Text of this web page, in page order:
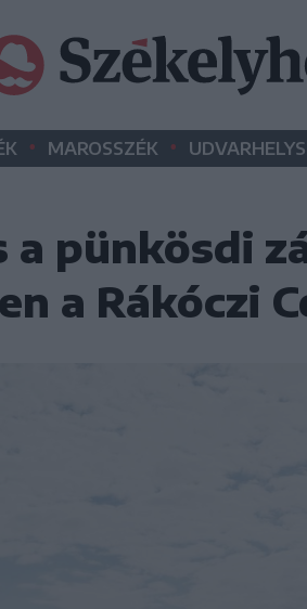
• MAROSSZÉK •
a pünkösdi
a Rákóczi